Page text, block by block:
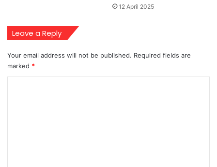
12 April 2025
Leave a Reply
Your email address will not be published. Required fields are
marked *